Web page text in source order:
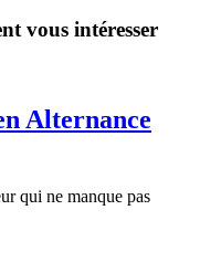
vous intéresser
Alternance
qui ne manque pas